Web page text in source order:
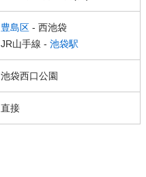
豊島区 - 西池袋
JR山手線 - 池袋駅
池袋西口公園
直接